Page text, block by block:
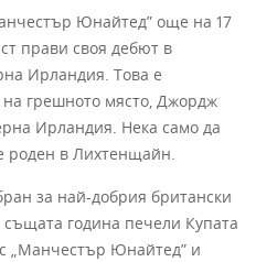
Юнайтед” още на 17
прави своя дебют в
Ирландия. Това е
грешното място, Джордж
Ирландия. Нека само да
роден в Лихтенщайн.
за най-добрия британски
година печели Купата
„Манчестър Юнайтед” и